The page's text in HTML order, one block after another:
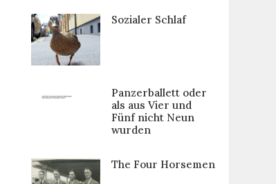
Sozialer Schlaf
Panzerballett oder
als aus Vier und
Fünf nicht Neun
wurden
The Four Horsemen